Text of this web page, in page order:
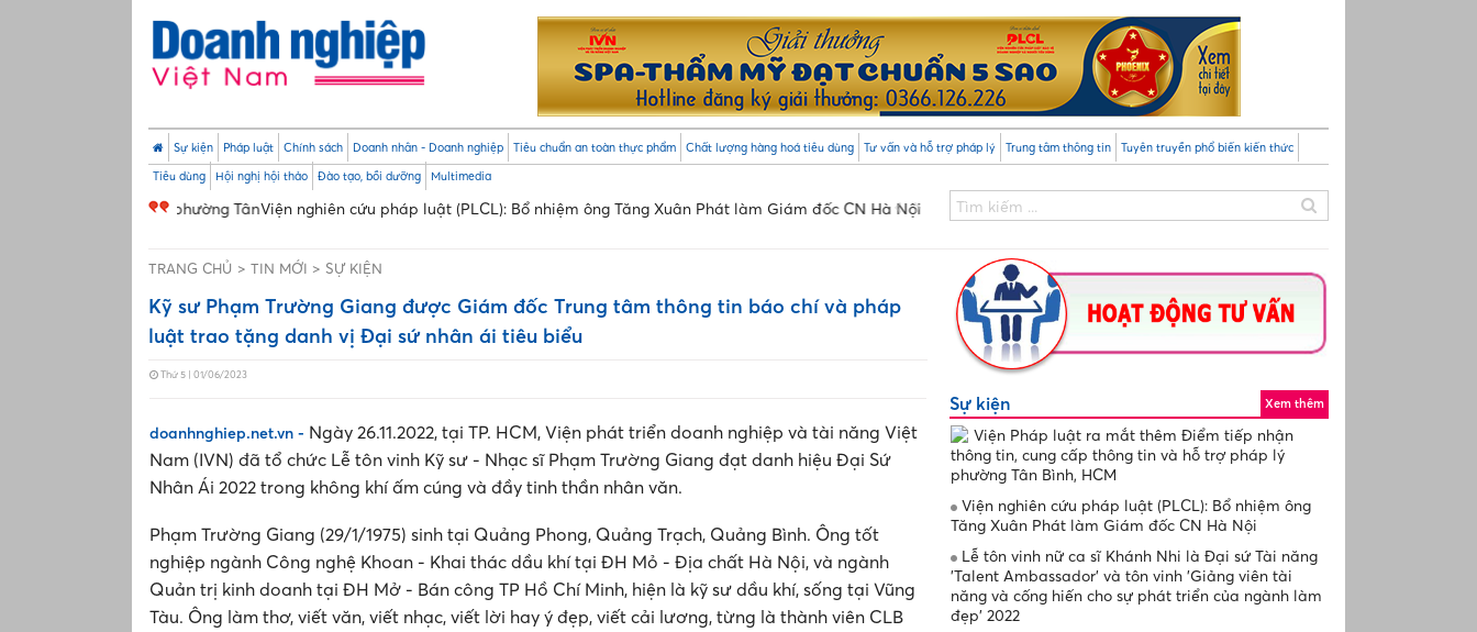
Sự kiện Pháp luật Chính sách Doanh nhân - Doanh nghiệp Tiêu chuẩn an toàn thực phẩm Chất lượng hàng hoá tiêu dùng Tư vấn và hỗ trợ pháp lý Trung tâm thông tin Tuyên truyền phổ biến kiến thức
Tiêu dùng Hội nghị hội thảo Đào tạo, bồi dưỡng Multimedia
pháp lý phường Tân Viện nghiên cứu pháp luật (PLCL): Bổ nhiệm ông Tăng Xuân Phát làm Giám đốc CN Hà Nội
Viện PLCL và Viện IVN lập thêm Điểm tiếp nhận thông tin và hỗ trợ pháp
TRANG CHỦ TIN MỚI SỰ KIỆN
Kỹ sư Phạm Trường Giang được Giám đốc Trung tâm thông tin báo chí và pháp
luật trao tặng danh vị Đại sứ nhân ái tiêu biểu
Thứ 5 | 01/06/2023
doanhnghiep.net.vn - Ngày 26.11.2022, tại TP. HCM, Viện phát triển doanh nghiệp và tài năng Việt
Nam (IVN) đã tổ chức Lễ tôn vinh Kỹ sư - Nhạc sĩ Phạm Trường Giang đạt danh hiệu Đại Sứ
Nhân Ái 2022 trong không khí ấm cúng và đầy tinh thần nhân văn.
Phạm Trường Giang (29/1/1975) sinh tại Quảng Phong, Quảng Trạch, Quảng Bình. Ông tốt
nghiệp ngành Công nghệ Khoan - Khai thác dầu khí tại ĐH Mỏ - Địa chất Hà Nội, và ngành
Quản trị kinh doanh tại ĐH Mở - Bán công TP Hồ Chí Minh, hiện là kỹ sư dầu khí, sống tại Vũng
Tàu. Ông làm thơ, viết văn, viết nhạc, viết lời hay ý đẹp, viết cải lương, từng là thành viên CLB
Sự kiện Xem thêm
Viện Pháp luật ra mắt thêm Điểm tiếp nhận
thông tin, cung cấp thông tin và hỗ trợ pháp lý
phường Tân Bình, HCM
Viện nghiên cứu pháp luật (PLCL): Bổ nhiệm ông
Tăng Xuân Phát làm Giám đốc CN Hà Nội
Lễ tôn vinh nữ ca sĩ Khánh Nhi là Đại sứ Tài năng
'Talent Ambassador' và tôn vinh 'Giảng viên tài
năng và cống hiến cho sự phát triển của ngành làm
đẹp' 2022